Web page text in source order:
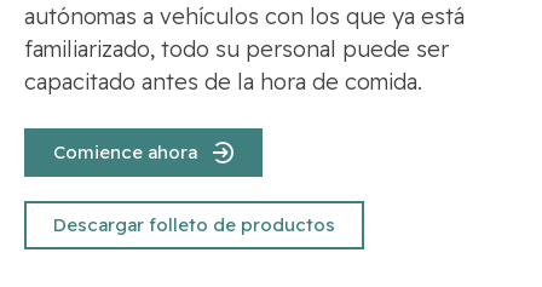
autónomas a vehículos con los que ya está
familiarizado, todo su personal puede ser
capacitado antes de la hora de comida.
Comience ahora
Descargar folleto de productos